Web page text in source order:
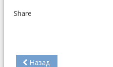
Share
Назад